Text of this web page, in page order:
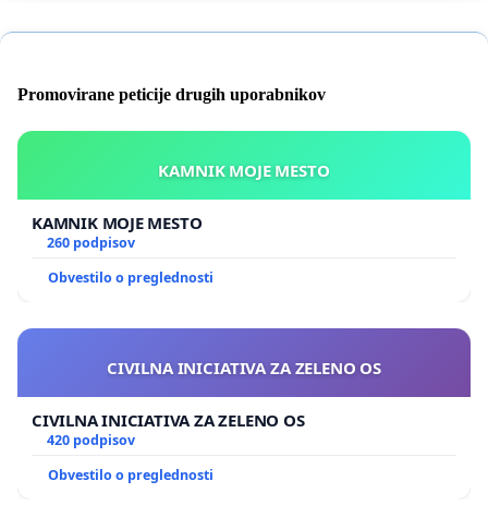
Promovirane peticije drugih uporabnikov
KAMNIK MOJE MESTO
KAMNIK MOJE MESTO
260 podpisov
Obvestilo o preglednosti
CIVILNA INICIATIVA ZA ZELENO OS
CIVILNA INICIATIVA ZA ZELENO OS
420 podpisov
Obvestilo o preglednosti